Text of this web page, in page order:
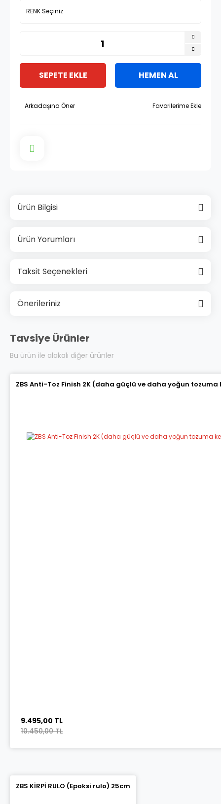
SEPETE EKLE HEMEN AL
Arkadaşına Öner
Ürün Bilgisi
Ürün Yorumları
Taksit Seçenekleri
Önerileriniz
Tavsiye Ürünler
Bu ürün ile alakalı diğer ürünler
ZBS Anti-Toz Finish 2K (daha güçlü ve daha yoğun tozuma
9.495,00 TL
10.450,00 TL
ZBS KİRPİ RULO (Epoksi rulo) 25cm